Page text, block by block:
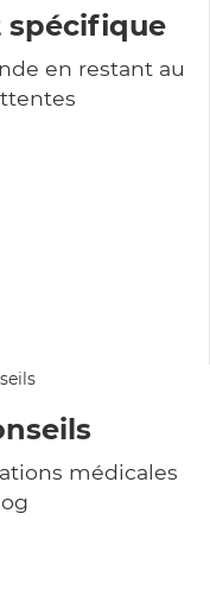
spécifique
en restant au
médicales